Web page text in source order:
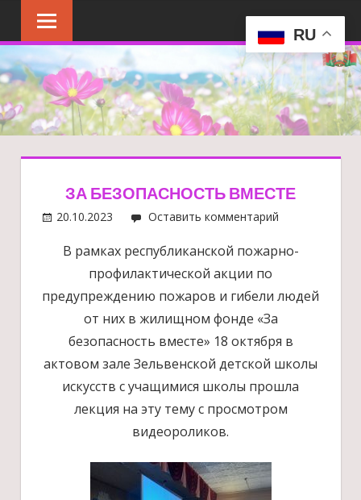
Перейти
содержимому
ЗА БЕЗОПАСНОСТЬ ВМЕСТЕ
20.10.2023 Оставить комментарий
В рамках республиканской пожарно-
профилактической акции по
предупреждению пожаров и гибели людей
от них в жилищном фонде «За
безопасность вместе» 18 октября в
актовом зале Зельвенской детской школы
искусств с учащимися школы прошла
лекция на эту тему с просмотром
видеороликов.
RU